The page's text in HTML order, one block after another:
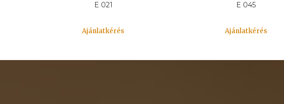
E 021
Ajánlatkérés
E 045
Ajánlatkérés